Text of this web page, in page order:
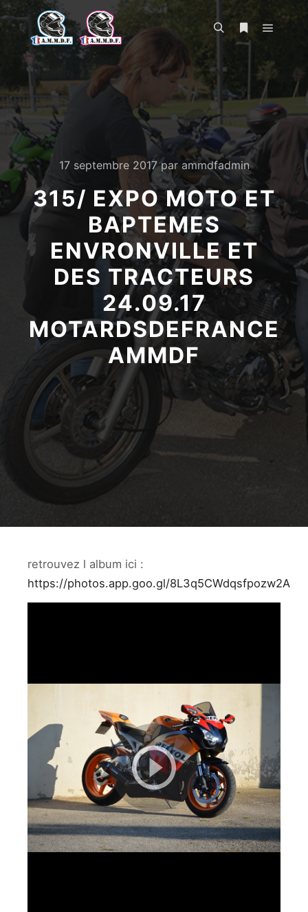
RechercherPlus d’infos
17 septembre 2017par ammdfadmin
315/ EXPO MOTO ET
BAPTEMES
ENVRONVILLE ET
DES TRACTEURS
24.09.17
MOTARDSDEFRANCE
AMMDF
retrouvez l album ici :
https://photos.app.goo.gl/8L3q5CWdqsfpozw2A